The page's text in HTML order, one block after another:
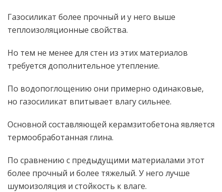
Газосиликат более прочный и у него выше
теплоизоляционные свойства.
Но тем не менее для стен из этих материалов
требуется дополнительное утепление.
По водопоглощению они примерно одинаковые,
но газосиликат впитывает влагу сильнее.
Основной составляющей керамзитобетона является
термообработанная глина.
По сравнению с предыдущими материалами этот
более прочный и более тяжелый. У него лучше
шумоизоляция и стойкость к влаге.